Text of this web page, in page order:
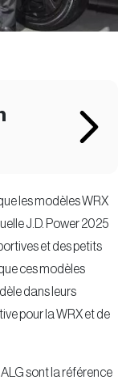
les modèles WRX
J.D. Power 2025
et des petits
ces modèles
dans leurs
pour la WRX et de
ALG sont la référence